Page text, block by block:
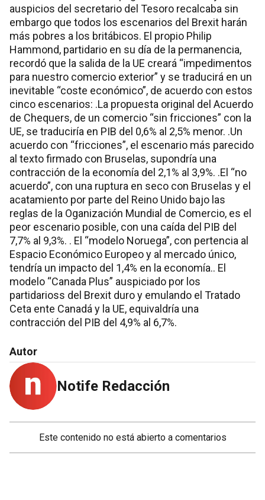
auspicios del secretario del Tesoro recalcaba sin
embargo que todos los escenarios del Brexit harán
más pobres a los britábicos. El propio Philip
Hammond, partidario en su día de la permanencia,
recordó que la salida de la UE creará “impedimentos
para nuestro comercio exterior” y se traducirá en un
inevitable “coste económico”, de acuerdo con estos
cinco escenarios: .La propuesta original del Acuerdo
de Chequers, de un comercio “sin fricciones” con la
UE, se traduciría en PIB del 0,6% al 2,5% menor. .Un
acuerdo con “fricciones”, el escenario más parecido
al texto firmado con Bruselas, supondría una
contracción de la economía del 2,1% al 3,9%. .El “no
acuerdo”, con una ruptura en seco con Bruselas y el
acatamiento por parte del Reino Unido bajo las
reglas de la Oganización Mundial de Comercio, es el
peor escenario posible, con una caída del PIB del
7,7% al 9,3%. . El “modelo Noruega”, con pertencia al
Espacio Económico Europeo y al mercado único,
tendría un impacto del 1,4% en la economía.. El
modelo “Canada Plus” auspiciado por los
partidarioss del Brexit duro y emulando el Tratado
Ceta ente Canadá y la UE, equivaldría una
contracción del PIB del 4,9% al 6,7%.
Autor
Notife Redacción
Este contenido no está abierto a comentarios